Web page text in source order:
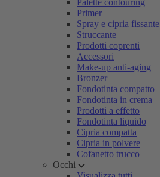
Palette contouring
Primer
Spray e cipria fissante
Struccante
Prodotti coprenti
Accessori
Make-up anti-aging
Bronzer
Fondotinta compatto
Fondotinta in crema
Prodotti a effetto
Fondotinta liquido
Cipria compatta
Cipria in polvere
Cofanetto trucco
Occhi